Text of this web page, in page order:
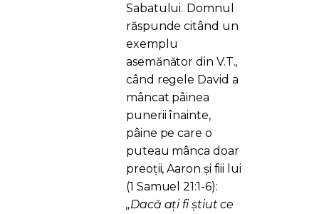
Sabatului. Domnul
răspunde citând un
exemplu
asemănător din V.T.,
când regele David a
mâncat pâinea
punerii înainte,
pâine pe care o
puteau mânca doar
preoții, Aaron și fiii lui
(1 Samuel 21:1-6):
„Dacă aţi fi ştiut ce